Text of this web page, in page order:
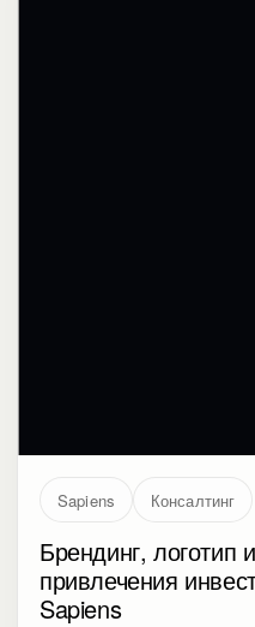
Sapiens Консалтинг
Брендинг, логотип
привлечения
Sapiens